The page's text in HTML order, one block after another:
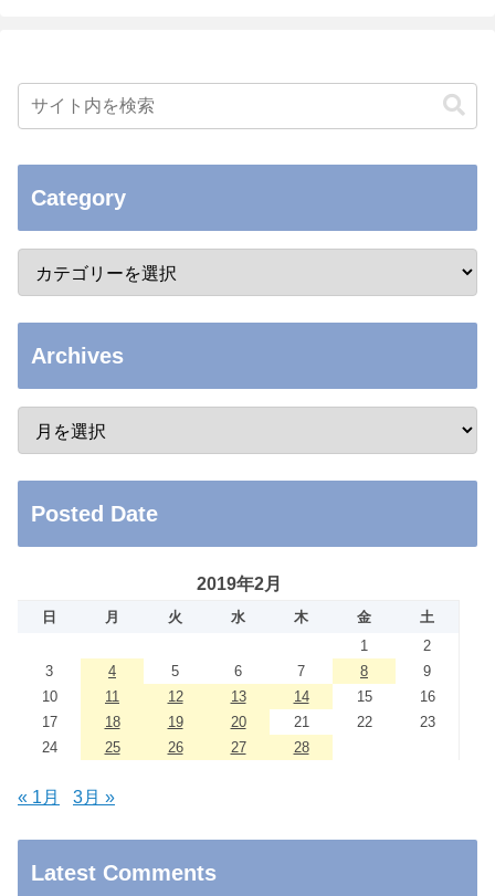
Category
Archives
Posted Date
2019年2月
日 月 火 水 木 金
土
1
2
3
4 5 6 7 8
9
10
11 12 13 14 15
16
17
18 19 20 21 22
23
24
25 26 27 28
« 1月 3月 »
Latest Comments